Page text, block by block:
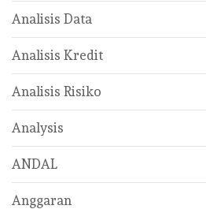
Analisis Data
Analisis Kredit
Analisis Risiko
Analysis
ANDAL
Anggaran